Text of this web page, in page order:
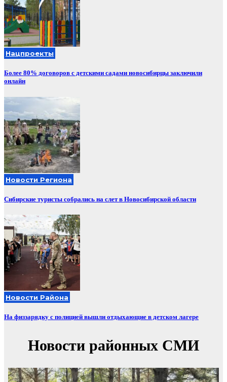
Нацпроекты
Более 80% договоров с детскими садами новосибирцы заключили
онлайн
Новости Региона
Сибирские туристы собрались на слет в Новосибирской области
Новости Района
На физзарядку с полицией вышли отдыхающие в детском лагере